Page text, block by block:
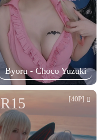
Byoru - Choco Yuzuki
R15 [40P]